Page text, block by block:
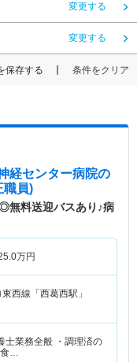
変更する
変更する
保存する 条件をクリア
経センター病院の
職員)
無料送迎バスあり♪病
万円
西線「西葛西駅」
士業務全般 ・調理済の
食…